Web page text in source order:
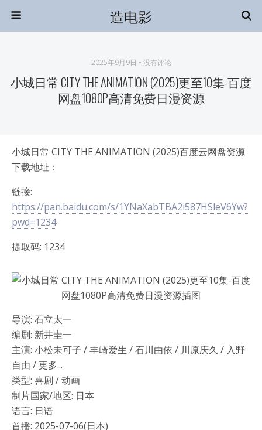
造电影
2025年9月9日 • 没有评论
小城日常 CITY THE ANIMATION (2025)更至10集-百度
网盘1080P高清免费日漫资源
小城日常 CITY THE ANIMATION (2025)百度云网盘资源
下载地址：
链接:
https://pan.baidu.com/s/1YNaXabTBA2i587HSleV6Yw?
pwd=1234
提取码: 1234
导演: 石立太一
编剧: 新井圭一
主演: 小松未可子 / 丰崎爱生 / 石川由依 / 川原庆久 / 入野
自由 / 更多...
类型: 喜剧 / 动画
制片国家/地区: 日本
语言: 日语
首播: 2025-07-06(日本)